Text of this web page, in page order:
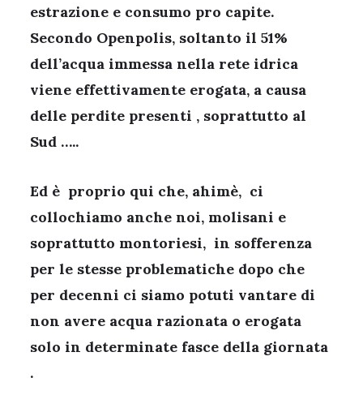
estrazione e consumo pro capite.
Secondo Openpolis, soltanto il 51%
dell’acqua immessa nella rete idrica
viene effettivamente erogata, a causa
delle perdite presenti , soprattutto al
Sud …..
Ed è proprio qui che, ahimè, ci
collochiamo anche noi, molisani e
soprattutto montoriesi, in sofferenza
per le stesse problematiche dopo che
per decenni ci siamo potuti vantare di
non avere acqua razionata o erogata
solo in determinate fasce della giornata
.